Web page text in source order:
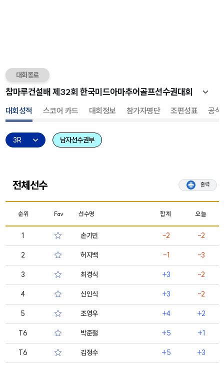
대회종료
대회성적 스코어 카드 대회정보 참가자명단 조편성표 공식
남자선수권부
전체선수 출력
순위 Fav 선수명 합계 오늘
1 손기민 -2 -2
2 허지백 -1 -3
3 최경식 +3 -2
4 신인식 +3 -2
5 조영우 +4 +2
T6 박준철 +5 +1
T6 김정수 +5 +3